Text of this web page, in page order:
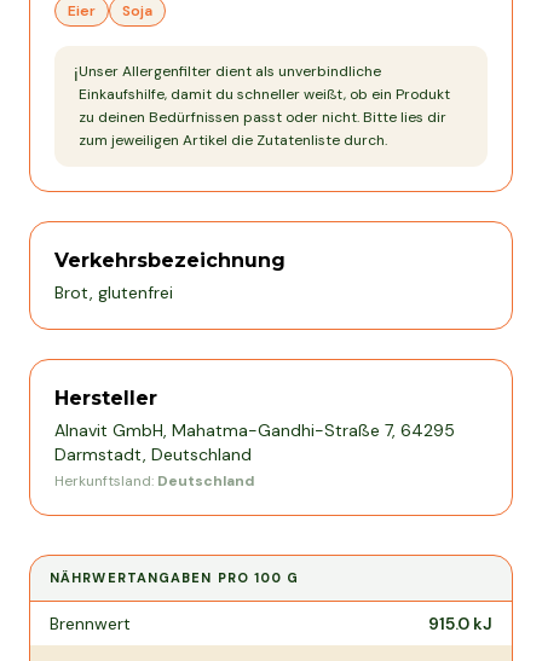
Eier Soja
ℹ️Unser Allergenfilter dient als unverbindliche
Einkaufshilfe, damit du schneller weißt, ob ein Produkt
zu deinen Bedürfnissen passt oder nicht. Bitte lies dir
zum jeweiligen Artikel die Zutatenliste durch.
Verkehrsbezeichnung
Brot, glutenfrei
Hersteller
Alnavit GmbH, Mahatma-Gandhi-Straße 7, 64295
Darmstadt, Deutschland
Herkunftsland: Deutschland
NÄHRWERTANGABEN PRO100 G
Nährwertangaben pro
Brennwert 915.0 kJ